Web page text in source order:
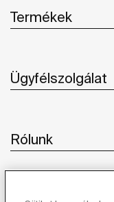
Termékek
Ügyfélszolgálat
Rólunk